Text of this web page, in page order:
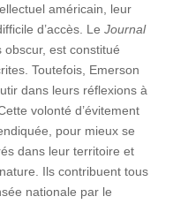
américain, leur
d’accès. Le Journal
est constitué
Toutefois, Emerson
dans leurs réflexions à
volonté d’évitement
pour mieux se
dans leur territoire et
Ils contribuent tous
nationale par le